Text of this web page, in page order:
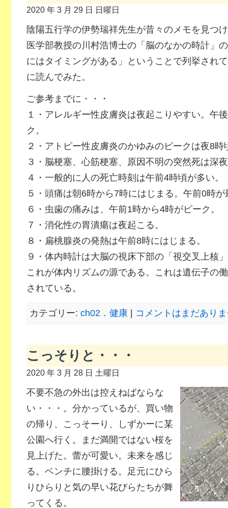
2020 年 3 月 29 日 日曜日
陰陽五行学の伊勢瑞祥先生が昔々のメモを見つ
医学部教授の川村浩博士の「脳のなかの時計」
にはタイミングがある」ということで列挙され
に読んでみた。
ご参考までに・・・
１・アレルギー性皮膚炎は夜起こりやすい。午
ク。
２・アトピー性皮膚炎のかゆみのピークは夜8時
３・脳梗塞、心筋梗塞、原因不明の突然死は深
４・一般的に人の死亡時刻は午前4時頃が多い。
５・頭痛は朝6時から7時にはじまる。午前0時
６・虫歯の痛みは、午前1時から4時がピーク。
７・消化性の胃潰瘍は夜起こる。
８・扁桃腺炎の発熱は午前8時にはじまる。
９・体内時計は大脳の視床下部の「視交叉上核
これが体内リズムの源である。これは遺伝子の
されている。
カテゴリー: ch02．健康| コメントはまだあり
こっそりと・・・
2020 年 3 月 28 日 土曜日
不要不急の外出は控えねばならな
い・・・。分かっているが、買い物
の帰り、こっそーり、しずかーに某
公園へ行く。まだ満開ではない桜を
見上げた。蕾が可愛い。未来を感じ
る。ベンチに腰掛ける。足元にひら
りひらりと気の早い花びらたちが舞
ってくる。